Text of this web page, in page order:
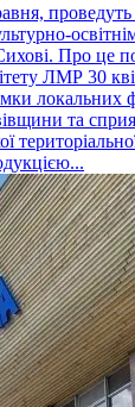
Про це
ЛМР 30
локальних
та